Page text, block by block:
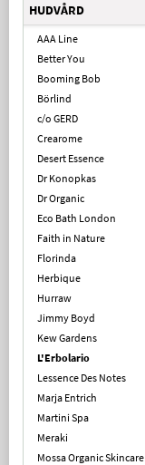
HUDVÅRD
AAA Line
Better You
Booming Bob
Börlind
c/o GERD
Crearome
Desert Essence
Dr Konopkas
Dr Organic
Eco Bath London
Faith in Nature
Florinda
Herbique
Hurraw
Jimmy Boyd
Kew Gardens
L'Erbolario
Lessence Des Notes
Marja Entrich
Martini Spa
Meraki
Mossa Organic Skincare